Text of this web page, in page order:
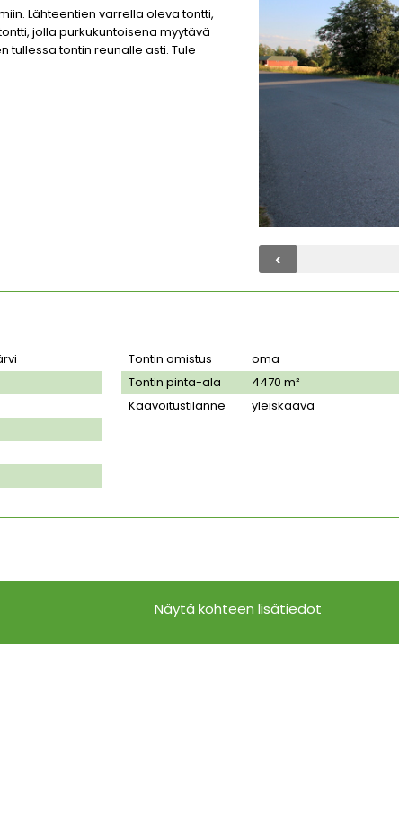
‹
Lähteentien varrella oleva tontti,
jolla purkukuntoisena myytävä
tullessa tontin reunalle asti. Tule
Tontin omistus
oma
Tontin pinta-ala
4470 m²
Kaavoitustilanne
yleiskaava
Näytä kohteen lisätiedot